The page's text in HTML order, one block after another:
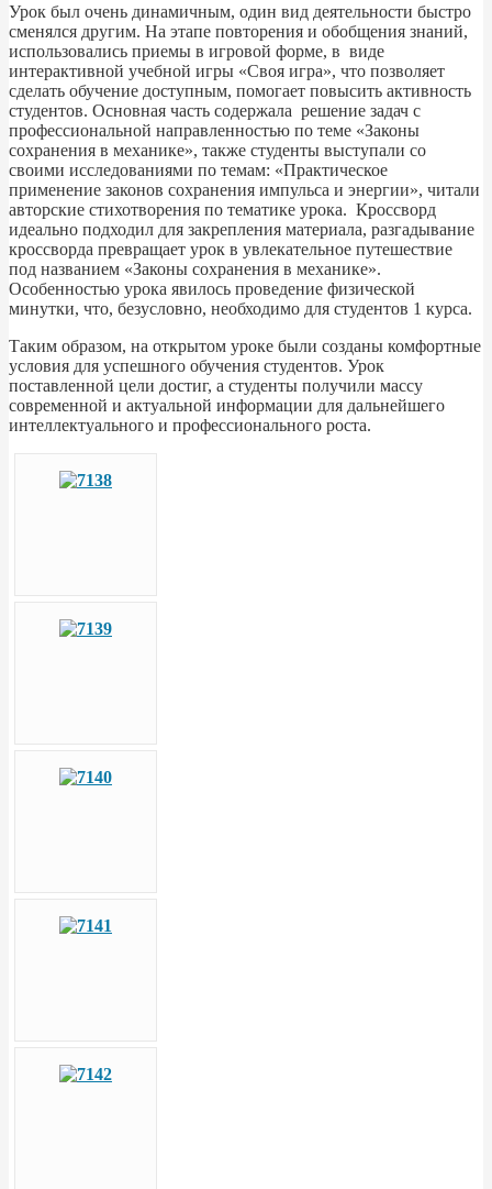
Урок был очень динамичным, один вид деятельности быстро
сменялся другим. На этапе повторения и обобщения знаний,
использовались приемы в игровой форме, в виде
интерактивной учебной игры «Своя игра», что позволяет
сделать обучение доступным, помогает повысить активность
студентов. Основная часть содержала решение задач с
профессиональной направленностью по теме «Законы
сохранения в механике», также студенты выступали со
своими исследованиями по темам: «Практическое
применение законов сохранения импульса и энергии», читали
авторские стихотворения по тематике урока. Кроссворд
идеально подходил для закрепления материала, разгадывание
кроссворда превращает урок в увлекательное путешествие
под названием «Законы сохранения в механике».
Особенностью урока явилось проведение физической
минутки, что, безусловно, необходимо для студентов 1 курса.
Таким образом, на открытом уроке были созданы комфортные
условия для успешного обучения студентов. Урок
поставленной цели достиг, а студенты получили массу
современной и актуальной информации для дальнейшего
интеллектуального и профессионального роста.